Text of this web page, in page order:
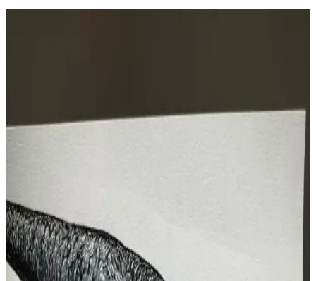
Linocut Baskı Sanatında Çok Bloklu Teknik ve
yöntemleri ön planda.
Soğuk Pres Laminatör ile Linocut Baskı Yöntemi ve
Saguaro Kaktüs Örneği
Soğuk pres laminatörler, linocut baskı sanatında ekonomik ve pratik